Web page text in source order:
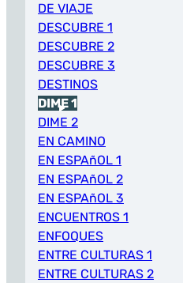
DE VIAJE
DESCUBRE 1
DESCUBRE 2
DESCUBRE 3
DESTINOS
DIME 1
DIME 2
EN CAMINO
EN ESPAñOL 1
EN ESPAñOL 2
EN ESPAñOL 3
ENCUENTROS 1
ENFOQUES
ENTRE CULTURAS 1
ENTRE CULTURAS 2